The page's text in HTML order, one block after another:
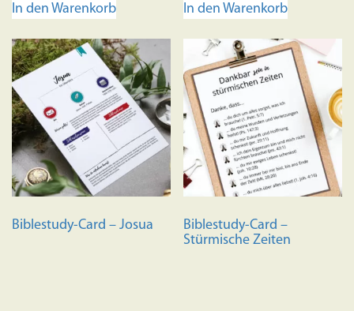
In den Warenkorb In den Warenkorb
Biblestudy-Card – Josua
Biblestudy-Card –
Stürmische Zeiten